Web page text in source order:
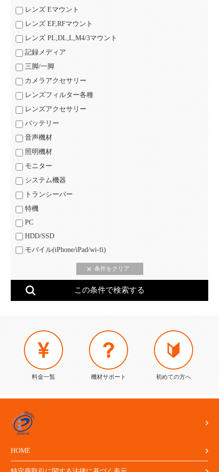
レンズ Eマウント
レンズ EF,RFマウント
レンズ PL,DL,L,M4/3マウント
記録メディア
三脚/一脚
カメラアクセサリー
レンズフィルター各種
レンズアクセサリー
バッテリー
音声機材
照明機材
モニター
システム機器
トランシーバー
特機
PC
HDD/SSD
モバイル(iPhone/iPad/wi-fi)
料金一覧 機材サポート 初めての方へ
HOME